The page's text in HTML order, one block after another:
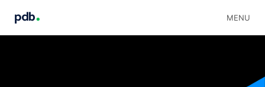
MENU